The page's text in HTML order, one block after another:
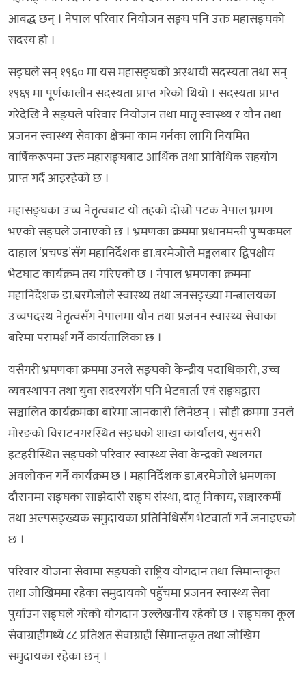
आबद्ध छन् । नेपाल परिवार नियोजन सङ्घ पनि उक्त महासङ्घको
सदस्य हो ।
सङ्घले सन् १९६० मा यस महासङ्घको अस्थायी सदस्यता तथा सन्
१९६९ मा पूर्णकालीन सदस्यता प्राप्त गरेको थियो । सदस्यता प्राप्त
गरेदेखि नै सङ्घले परिवार नियोजन तथा मातृ स्वास्थ्य र यौन तथा
प्रजनन स्वास्थ्य सेवाका क्षेत्रमा काम गर्नका लागि नियमित
वार्षिकरूपमा उक्त महासङ्घबाट आर्थिक तथा प्राविधिक सहयोग
प्राप्त गर्दै आइरहेको छ ।
महासङ्घका उच्च नेतृत्वबाट यो तहको दोस्रोे पटक नेपाल भ्रमण
भएको सङ्घले जनाएको छ । भ्रमणका क्रममा प्रधानमन्त्री पुष्पकमल
दाहाल ‘प्रचण्ड’सँग महानिर्देशक डा.बरमेजोले मङ्गलबार द्विपक्षीय
भेटघाट कार्यक्रम तय गरिएको छ । नेपाल भ्रमणका क्रममा
महानिर्देशक डा.बरमेजोले स्वास्थ्य तथा जनसङ्ख्या मन्त्रालयका
उच्चपदस्थ नेतृत्वसँग नेपालमा यौन तथा प्रजनन स्वास्थ्य सेवाका
बारेमा परामर्श गर्ने कार्यतालिका छ ।
यसैगरी भ्रमणका क्रममा उनले सङ्घको केन्द्रीय पदाधिकारी, उच्च
व्यवस्थापन तथा युवा सदस्यसँग पनि भेटवार्ता एवंं सङ्घद्वारा
सञ्चालित कार्यक्रमका बारेमा जानकारी लिनेछन् । सोही क्रममा उनले
मोरङको विराटनगरस्थित सङ्घको शाखा कार्यालय, सुनसरी
इटहरीस्थित सङ्घको परिवार स्वास्थ्य सेवा केन्द्रको स्थलगत
अवलोकन गर्ने कार्यक्रम छ । महानिर्देशक डा.बरमेजोले भ्रमणका
दौरानमा सङ्घका साझेदारी सङ्घ संस्था, दातृ निकाय, सञ्चारकर्मी
तथा अल्पसङ्ख्यक समुदायका प्रतिनिधिसँग भेटवार्ता गर्ने जनाइएको
छ ।
परिवार योजना सेवामा सङ्घको राष्ट्रिय योगदान तथा सिमान्तकृत
तथा जोखिममा रहेका समुदायको पहुँचमा प्रजनन स्वास्थ्य सेवा
पुर्याउन सङ्घले गरेको योगदान उल्लेखनीय रहेको छ । सङ्घका कूल
सेवाग्राहीमध्ये ८८ प्रतिशत सेवाग्राही सिमान्तकृत तथा जोखिम
समुदायका रहेका छन् ।